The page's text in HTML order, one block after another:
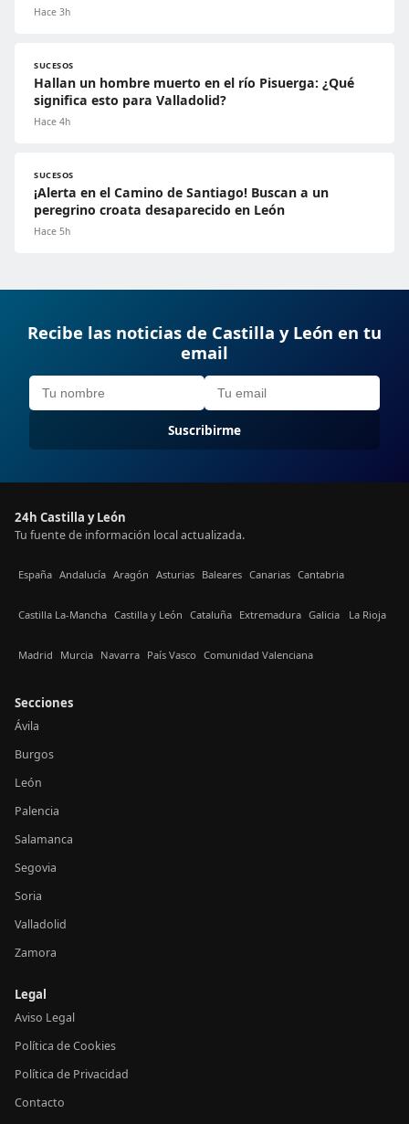
Hace 3h
SUCESOS
Hallan un hombre muerto en el río Pisuerga: ¿Qué
significa esto para Valladolid?
Hace 4h
SUCESOS
¡Alerta en el Camino de Santiago! Buscan a un
peregrino croata desaparecido en León
Hace 5h
Recibe las noticias de Castilla y León en tu
email
Suscribirme
24h Castilla y León
Tu fuente de información local actualizada.
España Andalucía Aragón Asturias Baleares Canarias Cantabria
Castilla La-Mancha Castilla y León Cataluña Extremadura Galicia La Rioja
Madrid Murcia Navarra País Vasco Comunidad Valenciana
Secciones
Ávila
Burgos
León
Palencia
Salamanca
Segovia
Soria
Valladolid
Zamora
Legal
Aviso Legal
Política de Cookies
Política de Privacidad
Contacto